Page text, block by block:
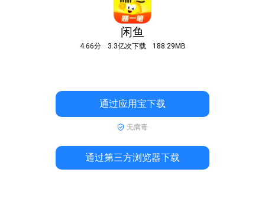
闲鱼
4.66分 3.3亿次下载 188.29MB
通过应用宝下载
无病毒
通过第三方浏览器下载